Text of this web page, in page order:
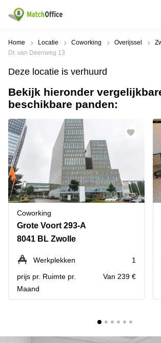
Huren / Verhuren
Productpagina's
Kantoorruimten
Business
Flexplekken
Coworking
Spaces
Vergaderruimten
Virtueel
Kantoor
Bedrijfsruimte
Populaire
Steden
Alkmaar
Oost
Amsterdam
Westpoort
Bergen
op
Zoom
Amersfoort
Breda
Hengelo
Hilversum
Hoofddorp
Deventer
Populaire
zoekopdrachten
Kantoorruimte
in Breda
Kantoor
huren
Bergen
op
Zoom
Kantoor
huren
Tiel
Kantoor
huren
Reeuwijk
Business
Arnhem
Help
Over ons
Voeg je kantoorruimte toe
Huurprijs
Home Locatie Coworking Overijssel
Dr. van Deenweg 13
Deze locatie is verhuurd
Bekijk hieronder
beschikbare panden:
Coworking
Grote Voort 293-A
8041 BL Zwolle
Werkplekken
1
prijs pr. Ruimte pr.
Maand
Van 239 €